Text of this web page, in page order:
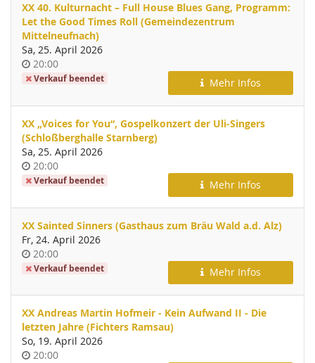
XX 40. Kulturnacht – Full House Blues Gang, Programm:
Let the Good Times Roll (Gemeindezentrum
Mittelneufnach)
Sa, 25. April 2026
Uhrzeit
20:00
Verkauf beendet Mehr Infos
XX „Voices for You“, Gospelkonzert der Uli-Singers
(Schloßberghalle Starnberg)
Sa, 25. April 2026
Uhrzeit
20:00
Verkauf beendet Mehr Infos
XX Sainted Sinners (Gasthaus zum Bräu Wald a.d. Alz)
Fr, 24. April 2026
Uhrzeit
20:00
Verkauf beendet Mehr Infos
XX Andreas Martin Hofmeir - Kein Aufwand II - Die
letzten Jahre (Fichters Ramsau)
So, 19. April 2026
Uhrzeit
20:00